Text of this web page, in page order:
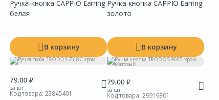
Ручка-кнопка CAPPIO Earring
белая
В корзину
Ручка-кнопка CAPPIO Earring
золото
В корзину
79.00 ₽
за шт
Код товара: 23845401
79.00 ₽
за шт
Код товара: 29919301